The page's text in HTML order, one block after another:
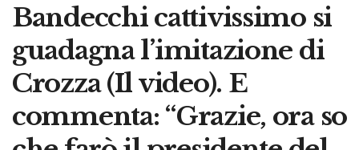
Bandecchi cattivissimo si
guadagna l’imitazione di
Crozza (Il video). E
commenta: “Grazie, ora so